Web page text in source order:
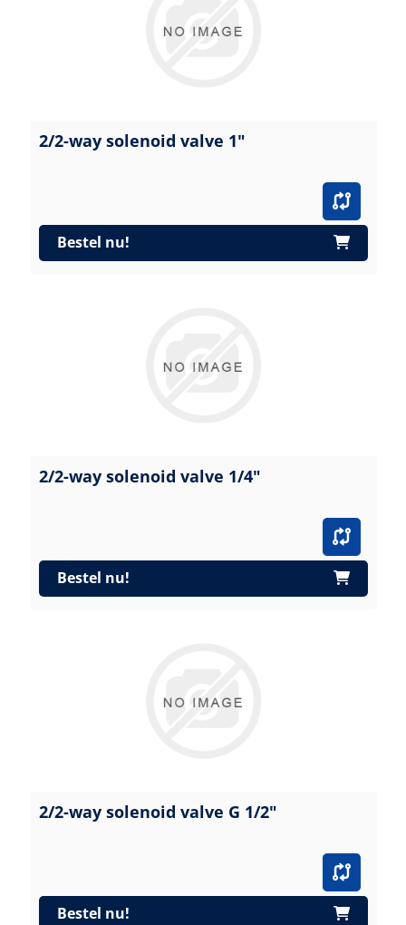
2/2-way solenoid valve 1"
Bestel nu!
2/2-way solenoid valve 1/4"
Bestel nu!
2/2-way solenoid valve G 1/2"
Bestel nu!